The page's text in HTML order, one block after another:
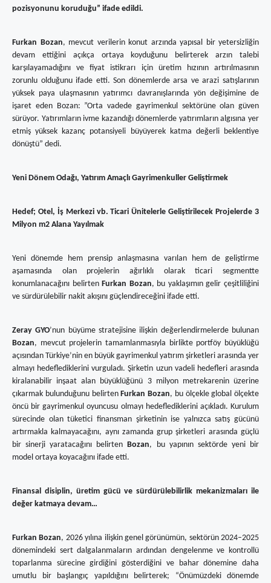
pozisyonunu koruduğu” ifade edildi.
Furkan Bozan, mevcut verilerin konut arzında yapısal bir yetersizliğin
devam ettiğini açıkça ortaya koyduğunu belirterek arzın talebi
karşılayamadığını ve fiyat istikrarı için üretim hızının artırılmasının
zorunlu olduğunu ifade etti. Son dönemlerde arsa ve arazi satışlarının
yüksek paya ulaşmasının yatırımcı davranışlarında yön değişimine de
işaret eden Bozan: ”Orta vadede gayrimenkul sektörüne olan güven
sürüyor. Yatırımların ivme kazandığı dönemlerde yatırımların algısına yer
etmiş yüksek kazanç potansiyeli büyüyerek katma değerli beklentiye
dönüştü” dedi.
Yeni Dönem Odağı, Yatırım Amaçlı Gayrimenkuller Geliştirmek
Hedef; Otel, İş Merkezi vb. Ticari Ünitelerle Geliştirilecek Projelerde 3
Milyon m2 Alana Yayılmak
Yeni dönemde hem prensip anlaşmasına varılan hem de geliştirme
aşamasında olan projelerin ağırlıklı olarak ticari segmentte
konumlanacağını belirtenFurkan Bozan, bu yaklaşımın gelir çeşitliliğini
ve sürdürülebilir nakit akışını güçlendireceğini ifade etti.
Zeray GYO’nun büyüme stratejisine ilişkin değerlendirmelerde bulunan
Bozan, mevcut projelerin tamamlanmasıyla birlikte portföy büyüklüğü
açısından Türkiye’nin en büyük gayrimenkul yatırım şirketleri arasında yer
almayı hedeflediklerini vurguladı. Şirketin uzun vadeli hedefleri arasında
kiralanabilir inşaat alan büyüklüğünü 3 milyon metrekarenin üzerine
çıkarmak bulunduğunu belirtenFurkan Bozan, bu ölçekle global ölçekte
öncü bir gayrimenkul oyuncusu olmayı hedeflediklerini açıkladı. Kurulum
sürecinde olan tüketici finansman şirketinin ise yalnızca satış gücünü
artırmakla kalmayacağını, aynı zamanda grup şirketleri arasında güçlü
bir sinerji yaratacağını belirtenBozan, bu yapının sektörde yeni bir
model ortaya koyacağını ifade etti.
Finansal disiplin, üretim gücü ve sürdürülebilirlik mekanizmaları ile
değer katmaya devam…
Furkan Bozan, 2026 yılına ilişkin genel görünümün, sektörün 2024–2025
dönemindeki sert dalgalanmaların ardından dengelenme ve kontrollü
toparlanma sürecine girdiğini gösterdiğini ve bahar dönemine daha
umutlu bir başlangıç yapıldığını belirterek; “Önümüzdeki dönemde